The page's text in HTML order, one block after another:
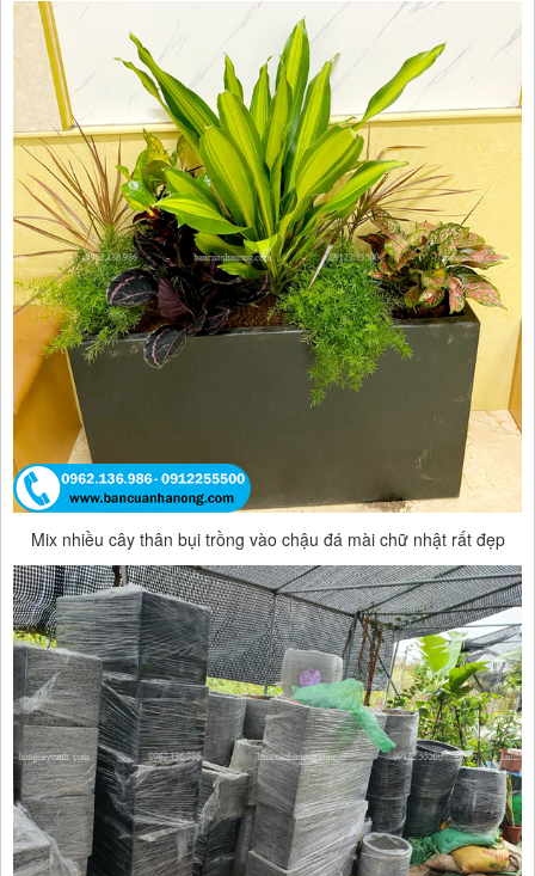
Mix nhiều cây thân bụi trồng vào chậu đá mài chữ nhật rất đẹp